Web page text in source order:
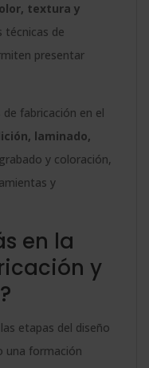
textura y
técnicas de
presentar
fabricación en el
laminado,
y coloración,
y
en la
y
etapas del diseño
una formación